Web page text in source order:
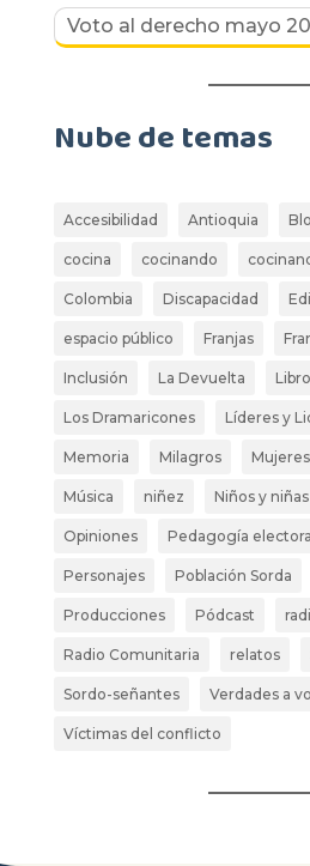
Voto al derecho mayo
Nube de temas
Accesibilidad Antioquia
cocina cocinando
Colombia Discapacidad
espacio público Franjas
Inclusión La Devuelta
Los Dramaricones Líderes y
Memoria Milagros Mujeres
Música niñez Niños y niñas
Opiniones Pedagogía electoral
Personajes Población Sorda
Producciones Pódcast
Radio Comunitaria relatos
Sordo-señantes Verdades a
Víctimas del conflicto